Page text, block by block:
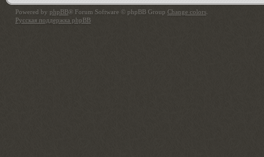
Powered by phpBB® Forum Software © phpBB Group Change colors
Русская поддержка phpBB